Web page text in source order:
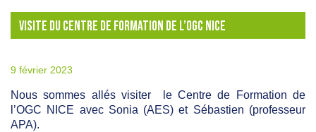
VISITE DU CENTRE DE FORMATION DE L’OGC NICE
9 février 2023
Nous sommes allés visiter le Centre de Formation de
l’OGC NICE avec Sonia (AES) et Sébastien (professeur
APA).